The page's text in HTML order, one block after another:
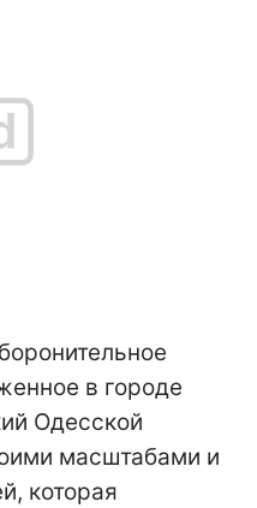
в городе
Одесской
масштабами и
которая